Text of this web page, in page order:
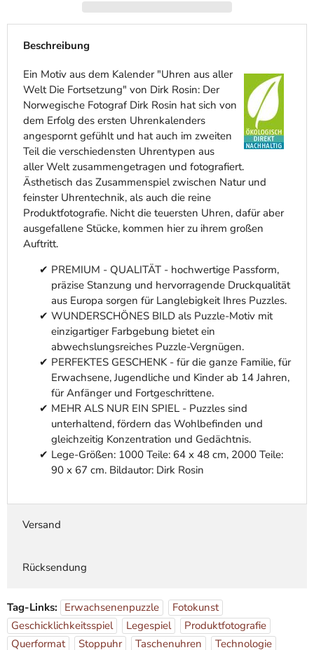
Beschreibung
Ein Motiv aus dem Kalender "Uhren aus aller
Welt Die Fortsetzung" von Dirk Rosin: Der
Norwegische Fotograf Dirk Rosin hat sich von
dem Erfolg des ersten Uhrenkalenders
angespornt gefühlt und hat auch im zweiten
Teil die verschiedensten Uhrentypen aus
aller Welt zusammengetragen und fotografiert.
Ästhetisch das Zusammenspiel zwischen Natur und
feinster Uhrentechnik, als auch die reine
Produktfotografie. Nicht die teuersten Uhren, dafür aber
ausgefallene Stücke, kommen hier zu ihrem großen
Auftritt.
PREMIUM - QUALITÄT - hochwertige Passform,
präzise Stanzung und hervorragende Druckqualität
aus Europa sorgen für Langlebigkeit Ihres Puzzles.
WUNDERSCHÖNES BILD als Puzzle-Motiv mit
einzigartiger Farbgebung bietet ein
abwechslungsreiches Puzzle-Vergnügen.
PERFEKTES GESCHENK - für die ganze Familie, für
Erwachsene, Jugendliche und Kinder ab 14 Jahren,
für Anfänger und Fortgeschrittene.
MEHR ALS NUR EIN SPIEL - Puzzles sind
unterhaltend, fördern das Wohlbefinden und
gleichzeitig Konzentration und Gedächtnis.
Lege-Größen: 1000 Teile: 64 x 48 cm, 2000 Teile:
90 x 67 cm. Bildautor: Dirk Rosin
Versand
Rücksendung
Tag-Links: Erwachsenenpuzzle
Fotokunst
Geschicklichkeitsspiel
Legespiel
Produktfotografie
Querformat
Stoppuhr Taschenuhren
Technologie